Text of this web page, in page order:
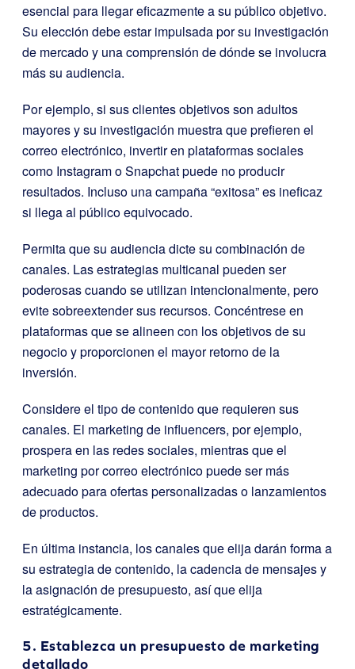
esencial para llegar eficazmente a su público objetivo.
Su elección debe estar impulsada por su investigación
de mercado y una comprensión de dónde se involucra
más su audiencia.
Por ejemplo, si sus clientes objetivos son adultos
mayores y su investigación muestra que prefieren el
correo electrónico, invertir en plataformas sociales
como Instagram o Snapchat puede no producir
resultados. Incluso una campaña “exitosa” es ineficaz
si llega al público equivocado.
Permita que su audiencia dicte su combinación de
canales. Las estrategias multicanal pueden ser
poderosas cuando se utilizan intencionalmente, pero
evite sobreextender sus recursos. Concéntrese en
plataformas que se alineen con los objetivos de su
negocio y proporcionen el mayor retorno de la
inversión.
Considere el tipo de contenido que requieren sus
canales. El marketing de influencers, por ejemplo,
prospera en las redes sociales, mientras que el
marketing por correo electrónico puede ser más
adecuado para ofertas personalizadas o lanzamientos
de productos.
En última instancia, los canales que elija darán forma a
su estrategia de contenido, la cadencia de mensajes y
la asignación de presupuesto, así que elija
estratégicamente.
5. Establezca un presupuesto de marketing
detallado